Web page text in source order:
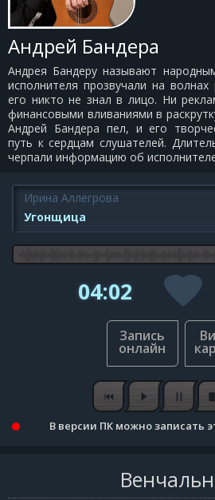
Андрей Бандера
Андрея Бандеру называют
исполнителя прозвучали на
его никто не знал в лицо. Ни
финансовыми вливаниями в
Андрей Бандера пел, и его
путь к сердцам слушателей.
черпали информацию об
Ирина Аллегрова
Угонщица
04:02
В версии ПК можно записать